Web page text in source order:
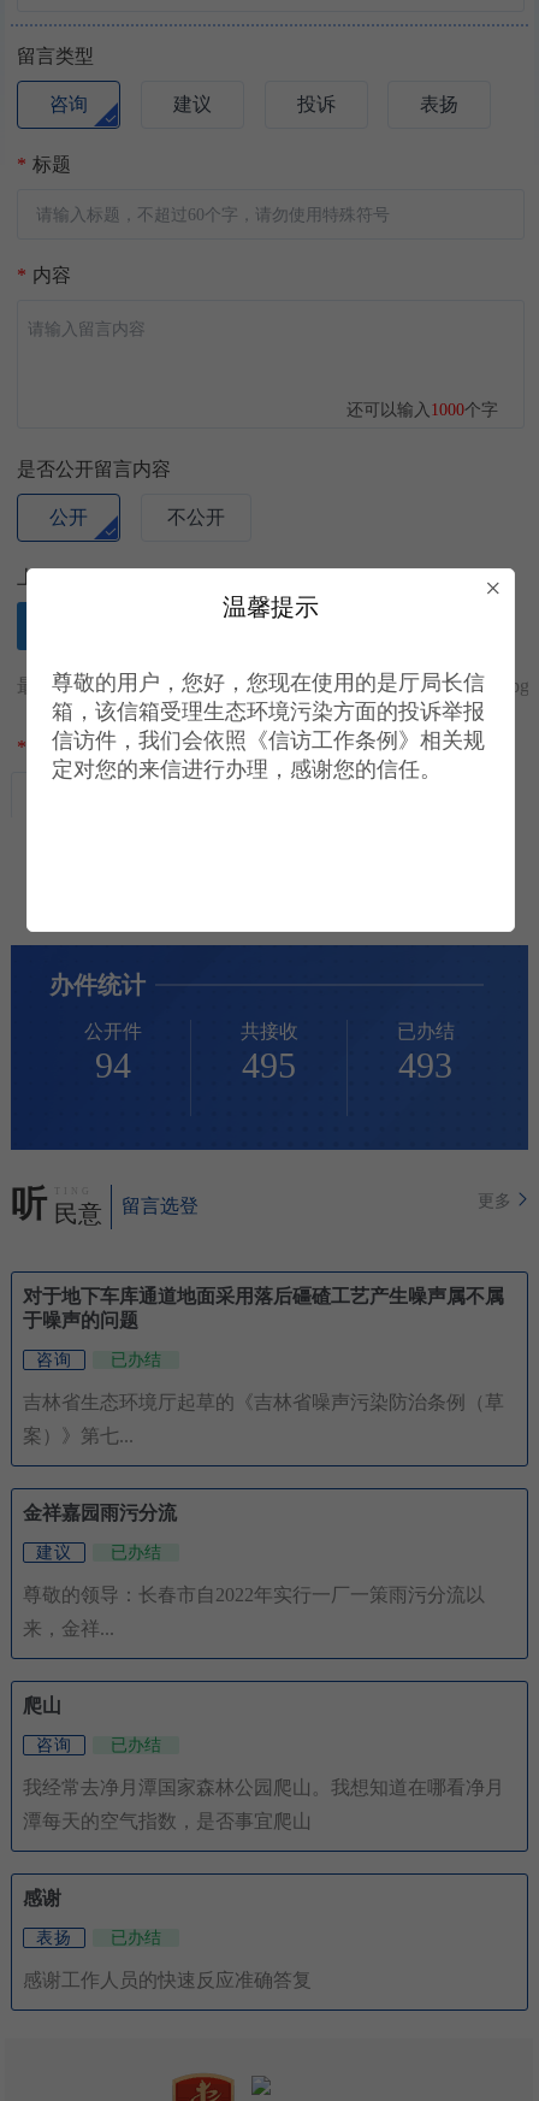
留言类型
咨询 建议 投诉 表扬
* 标题
* 内容
还可以输入 1000个字
是否公开留言内容
公开 不公开
上传附件
最多可上传5个文件，单个附件小于10M，附件格式要求：jpg
* 验证码
办件统计
公开件
94
共接收
495
已办结
493
听 民意 留言选登 更多
对于地下车库通道地面采用落后礓碴工艺产生噪声属不属
于噪声的问题
咨询 已办结
吉林省生态环境厅起草的《吉林省噪声污染防治条例（草
案）》第七...
金祥嘉园雨污分流
建议 已办结
尊敬的领导：长春市自2022年实行一厂一策雨污分流以
来，金祥...
爬山
咨询 已办结
我经常去净月潭国家森林公园爬山。我想知道在哪看净月
潭每天的空气指数，是否事宜爬山
感谢
表扬 已办结
感谢工作人员的快速反应准确答复
温馨提示
尊敬的用户，您好，您现在使用的是厅局长信
箱，该信箱受理生态环境污染方面的投诉举报
信访件，我们会依照《信访工作条例》相关规
定对您的来信进行办理，感谢您的信任。
×